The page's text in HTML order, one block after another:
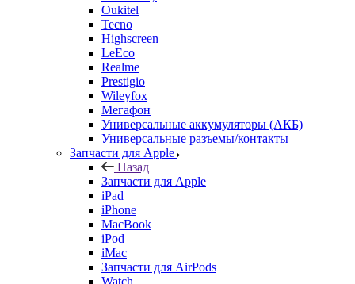
Oukitel
Tecno
Highscreen
LeEco
Realme
Prestigio
Wileyfox
Мегафон
Универсальные аккумуляторы (АКБ)
Универсальные разъемы/контакты
Запчасти для Apple
Назад
Запчасти для Apple
iPad
iPhone
MacBook
iPod
iMac
Запчасти для AirPods
Watch